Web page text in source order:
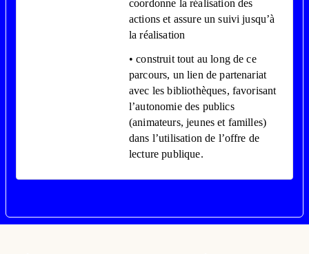
coordonne la réalisation des
actions et assure un suivi jusqu’à
la réalisation
• construit tout au long de ce
parcours, un lien de partenariat
avec les bibliothèques, favorisant
l’autonomie des publics
(animateurs, jeunes et familles)
dans l’utilisation de l’offre de
lecture publique.